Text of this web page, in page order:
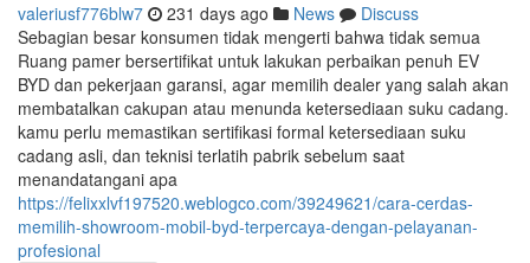
valeriusf776blw7 231 days ago News
Discuss
Sebagian besar konsumen tidak mengerti bahwa tidak semua
Ruang pamer bersertifikat untuk lakukan perbaikan penuh EV
BYD dan pekerjaan garansi, agar memilih dealer yang salah akan
membatalkan cakupan atau menunda ketersediaan suku cadang.
kamu perlu memastikan sertifikasi formal ketersediaan suku
cadang asli, dan teknisi terlatih pabrik sebelum saat
menandatangani apa
https://felixxlvf197520.weblogco.com/39249621/cara-cerdas-
memilih-showroom-mobil-byd-terpercaya-dengan-pelayanan-
profesional